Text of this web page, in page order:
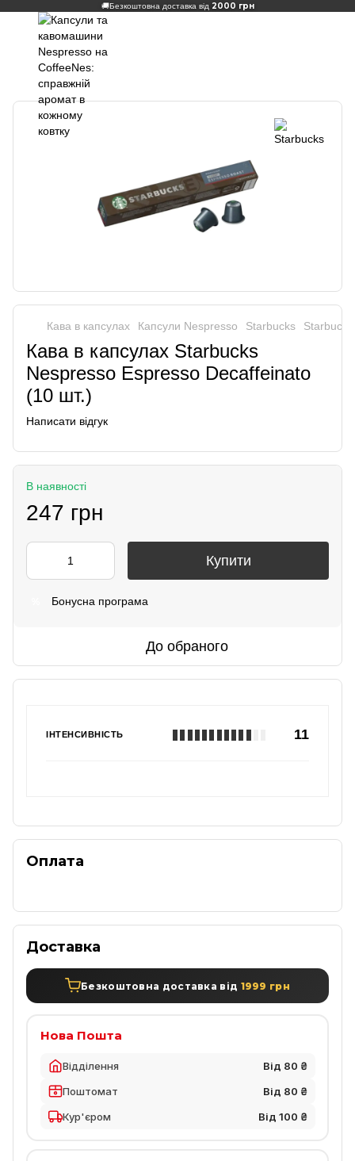
🚚Безкоштовна доставка від 2000 грн
Кава в капсулах Капсули Nespresso Starbucks
Кава в капсулах Starbucks
Nespresso Espresso Decaffeinato
(10 шт.)
Написати відгук
В наявності
247 грн
Купити
Бонусна програма
До обраного
ІНТЕНСИВНІСТЬ 11
Оплата
Доставка
Безкоштовна доставка від 1999 грн
Нова Пошта
Відділення
Від 80 ₴
Поштомат
Від 80 ₴
Кур'єром
Від 100 ₴